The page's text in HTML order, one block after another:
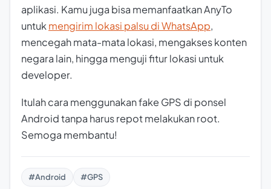
aplikasi. Kamu juga bisa memanfaatkan AnyTo
untuk mengirim lokasi palsu di WhatsApp,
mencegah mata-mata lokasi, mengakses konten
negara lain, hingga menguji fitur lokasi untuk
developer.
Itulah cara menggunakan fake GPS di ponsel
Android tanpa harus repot melakukanroot.
Semoga membantu!
#Android #GPS